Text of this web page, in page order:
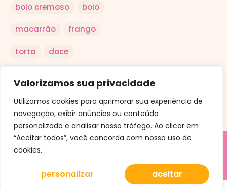
Valorizamos sua privacidade
Utilizamos cookies para aprimorar sua experiência de
navegação, exibir anúncios ou conteúdo
personalizado e analisar nosso tráfego. Ao clicar em
“Aceitar todos”, você concorda com nosso uso de
cookies.
personalizar aceitar
bolo cremoso bolo
macarrão frango
torta doce
ovo
© Aqui a Receita. Uma criação da Conteudly.